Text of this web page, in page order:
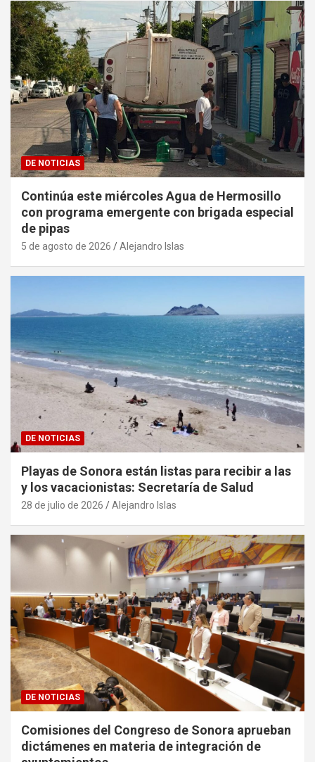
DE NOTICIAS
Continúa este miércoles Agua de Hermosillo
con programa emergente con brigada especial
de pipas
5 de agosto de 2026 Alejandro Islas
DE NOTICIAS
Playas de Sonora están listas para recibir a las
y los vacacionistas: Secretaría de Salud
28 de julio de 2026 Alejandro Islas
DE NOTICIAS
Comisiones del Congreso de Sonora aprueban
dictámenes en materia de integración de